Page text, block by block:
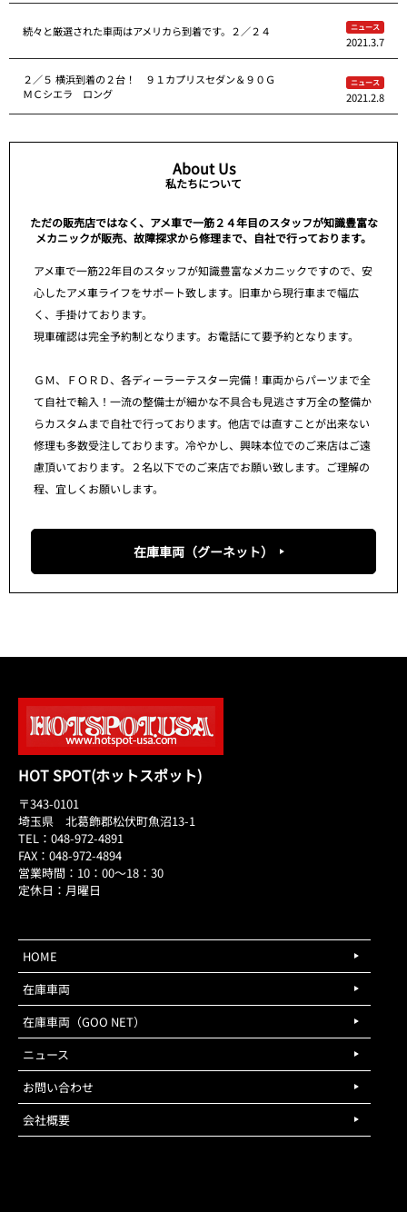
続々と厳選された車両はアメリカら到着です。２／２４ ニュース
2021.3.7
２／５ 横浜到着の２台！ ９１カプリスセダン＆９０Ｇ
ＭＣシエラ ロング
ニュース
2021.2.8
About Us
私たちについて
ただの販売店ではなく、アメ車で一筋２４年目のスタッフが知識豊富な
メカニックが販売、故障探求から修理まで、自社で行っております。
アメ車で一筋22年目のスタッフが知識豊富なメカニックですので、安
心したアメ車ライフをサポート致します。旧車から現行車まで幅広
く、手掛けております。
現車確認は完全予約制となります。お電話にて要予約となります。
ＧＭ、ＦＯＲＤ、各ディーラーテスター完備！車両からパーツまで全
て自社で輸入！一流の整備士が細かな不具合も見逃さす万全の整備か
らカスタムまで自社で行っております。他店では直すことが出来ない
修理も多数受注しております。冷やかし、興味本位でのご来店はご遠
慮頂いております。２名以下でのご来店でお願い致します。ご理解の
程、宜しくお願いします。
在庫車両（グーネット）
HOT SPOT(ホットスポット)
〒343-0101
埼玉県 北葛飾郡松伏町魚沼13-1
TEL：048-972-4891
FAX：048-972-4894
営業時間：10：00～18：30
定休日：月曜日
HOME
在庫車両
在庫車両（GOO NET）
ニュース
お問い合わせ
会社概要